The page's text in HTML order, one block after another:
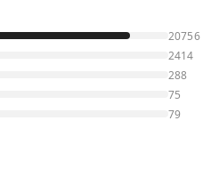
20756
2414
288
75
79